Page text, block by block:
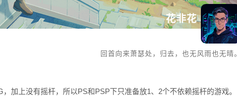
花非花
回首向来萧瑟处，归去，也无风雨也无晴
加上没有摇杆，所以PS和PSP下只准备放1、2个不依赖摇杆的游戏。